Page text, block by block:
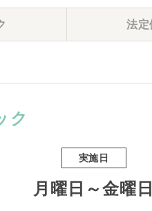
法定
ク
実施日
月曜日～金曜日